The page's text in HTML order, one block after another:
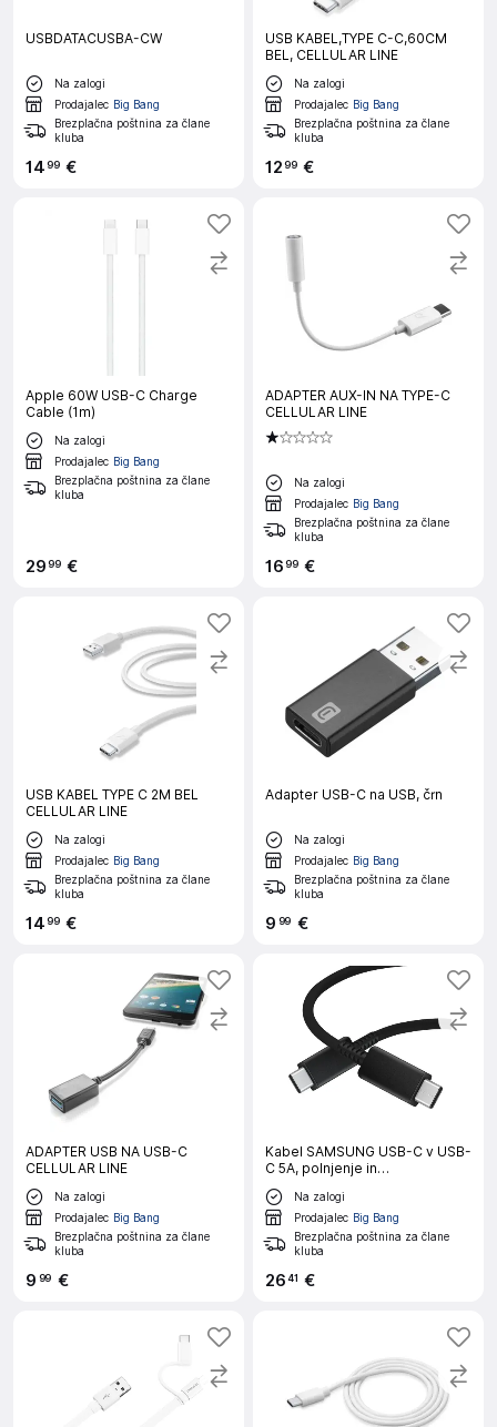
USBDATACUSBA-CW
Na zalogi
Prodajalec Big Bang
Brezplačna poštnina za člane
kluba
1499 €
USB KABEL,TYPE C-C,60CM
BEL, CELLULAR LINE
Na zalogi
Prodajalec Big Bang
Brezplačna poštnina za člane
kluba
1299 €
Apple 60W USB-C Charge
Cable (1m)
Na zalogi
Prodajalec Big Bang
Brezplačna poštnina za člane
kluba
2999 €
ADAPTER AUX-IN NA TYPE-C
CELLULAR LINE
Na zalogi
Prodajalec Big Bang
Brezplačna poštnina za člane
kluba
1699 €
USB KABEL TYPE C 2M BEL
CELLULAR LINE
Na zalogi
Prodajalec Big Bang
Brezplačna poštnina za člane
kluba
1499 €
Adapter USB-C na USB, črn
Na zalogi
Prodajalec Big Bang
Brezplačna poštnina za člane
kluba
9 99 €
ADAPTER USB NA USB-C
CELLULAR LINE
Na zalogi
Prodajalec Big Bang
Brezplačna poštnina za člane
kluba
9 99 €
Kabel SAMSUNG USB-C v USB-
C 5A, polnjenje in
sinhronizacija, dolžina 1,8 m,
črn (EP-DX510JBE)
Na zalogi
Prodajalec Big Bang
Brezplačna poštnina za člane
kluba
2641 €